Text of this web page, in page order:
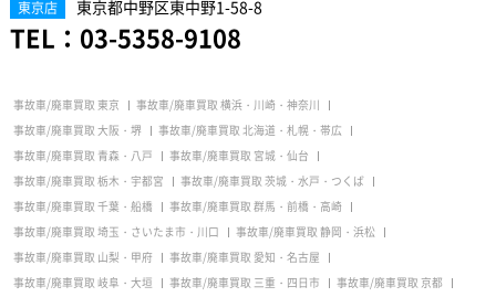
東京店 東京都中野区東中野1-58-8
TEL： 03-5358-9108
事故車/廃車買取 東京
事故車/廃車買取 横浜・川崎・神奈川
事故車/廃車買取 大阪・堺
事故車/廃車買取 北海道・札幌・帯広
事故車/廃車買取 青森・八戸
事故車/廃車買取 宮城・仙台
事故車/廃車買取 栃木・宇都宮
事故車/廃車買取 茨城・水戸・つくば
事故車/廃車買取 千葉・船橋
事故車/廃車買取 群馬・前橋・高崎
事故車/廃車買取 埼玉・さいたま市・川口
事故車/廃車買取 静岡・浜松
事故車/廃車買取 山梨・甲府
事故車/廃車買取 愛知・名古屋
事故車/廃車買取 岐阜・大垣
事故車/廃車買取 三重・四日市
事故車/廃車買取 京都